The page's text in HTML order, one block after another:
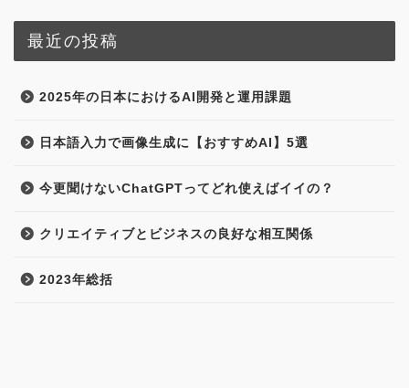
最近の投稿
2025年の日本におけるAI開発と運用課題
日本語入力で画像生成に【おすすめAI】5選
今更聞けないChatGPTってどれ使えばイイの？
クリエイティブとビジネスの良好な相互関係
2023年総括